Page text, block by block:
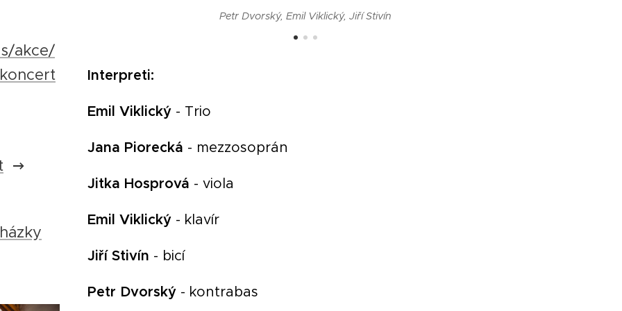
akce/
Petr Dvorský, Emil Viklický, Jiří Stivín
Interpreti:
Emil Viklický - Trio
Jana Piorecká - mezzosoprán
Jitka Hosprová - viola
Emil Viklický - klavír
Jiří Stivín - bicí
Petr Dvorský - kontrabas